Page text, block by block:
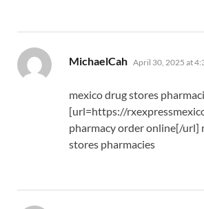
MichaelCah says:
April 30, 2025 at
mexico drug stores
[url=https://
pharmacy order online[/url]
stores pharmacies